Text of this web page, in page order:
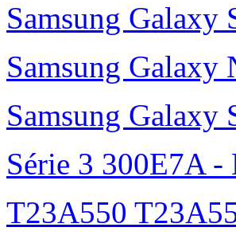
Samsung Galaxy
Samsung Galaxy
Samsung Galaxy
Série 3 300E7A
T23A550